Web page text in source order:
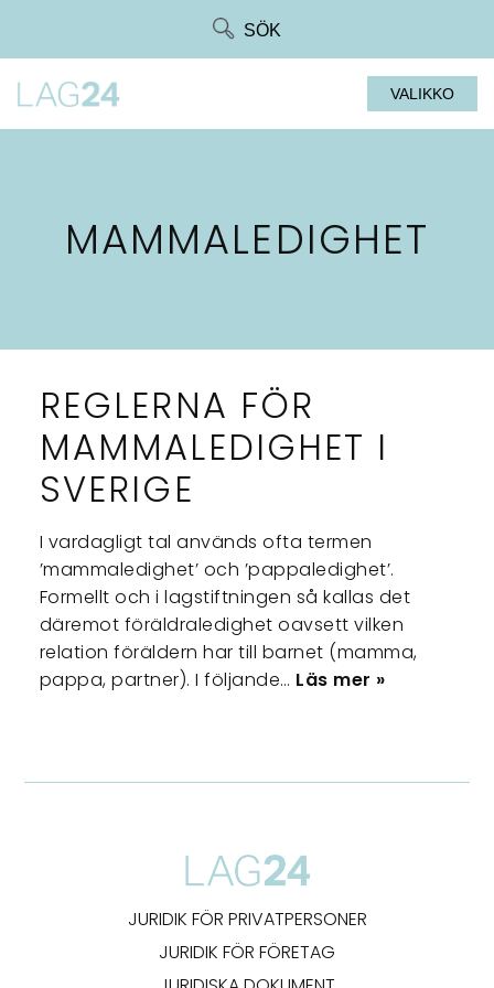
SÖK
VALIKKO
MAMMALEDIGHET
REGLERNA FÖR
MAMMALEDIGHET I
SVERIGE
I vardagligt tal används ofta termen
’mammaledighet’ och ’pappaledighet’.
Formellt och i lagstiftningen så kallas det
däremot föräldraledighet oavsett vilken
relation föräldern har till barnet (mamma,
pappa, partner). I följande… Läs mer »
JURIDIK FÖR PRIVATPERSONER
JURIDIK FÖR FÖRETAG